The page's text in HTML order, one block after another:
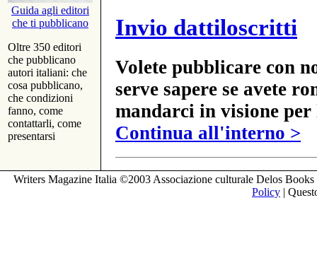
Guida agli editori
che ti pubblicano
Oltre 350 editori
che pubblicano
autori italiani: che
cosa pubblicano,
che condizioni
fanno, come
contattarli, come
presentarsi
Invio dattiloscritti
Volete pubblicare con
serve sapere se avete
mandarci in visione
Continua all'interno >
Writers Magazine Italia ©2003 Associazione culturale Delos
Policy |